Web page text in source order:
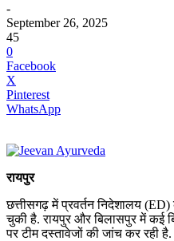
-
September 26, 2025
45
0
Facebook
X
Pinterest
WhatsApp
रायपुर
छत्तीसगढ़ में प्रवर्तन निदेशालय
चुकी है. रायपुर और बिलासपुर में कई
पर टीम दस्तावेजों की जांच कर रही है.